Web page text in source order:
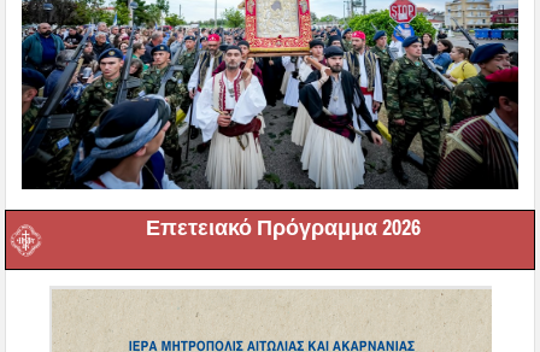
Επετειακό Πρόγραμμα 2026